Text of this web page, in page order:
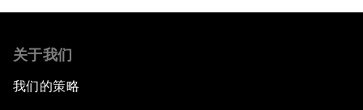
关于我们
我们的策略